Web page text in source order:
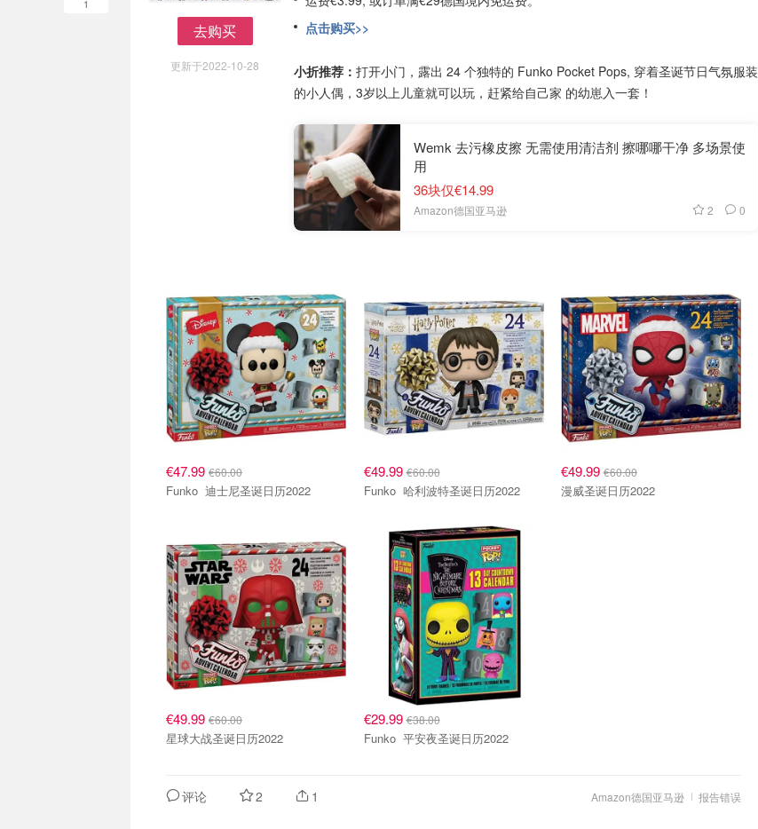
去购买
更新于2022-10-28
点击购买>>
小折推荐： 打开小门，露出 24 个独特的 Funko Pocket Pops, 穿着圣诞节日气氛服装
的小人偶，3岁以上儿童就可以玩，赶紧给自己家 的幼崽入一套！
Wemk 去污橡皮擦 无需使用清洁剂 擦哪哪干净 多场景使
用
36块仅€14.99
Amazon德国亚马逊 2 0
€47.99 €60.00
Funko 迪士尼圣诞日历2022
€49.99€60.00
Funko 哈利波特圣诞日历2022
€49.99 €60.00
漫威圣诞日历2022
€49.99 €60.00
星球大战圣诞日历2022
€29.99€38.00
Funko 平安夜圣诞日历2022
报告错误
Amazon德国亚马逊
评论 2 1
1